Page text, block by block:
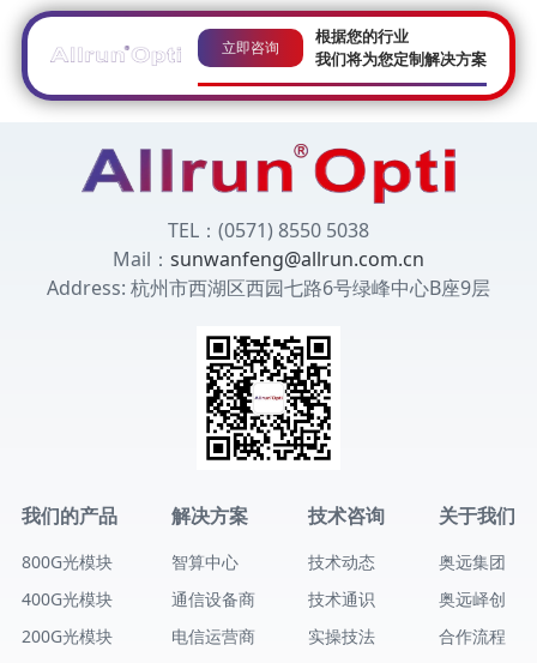
作，支持 DDM，G.652
拔、DDM 功能，商用 /
工业温功耗
≤1.7W/2.0W，符合 SFF-
8472 及 RoHS6。
立即咨询
根据您的行业
我们将为您定制解决方案
TEL：(0571) 8550 5038
Mail： sunwanfeng@allrun.com.cn
Address: 杭州市西湖区西园七路6号绿峰中心B座9层
我们的产品
800G光模块
400G光模块
200G光模块
解决方案
智算中心
通信设备商
电信运营商
技术咨询
技术动态
技术通识
实操技法
关于我们
奥远集团
奥远峄创
合作流程